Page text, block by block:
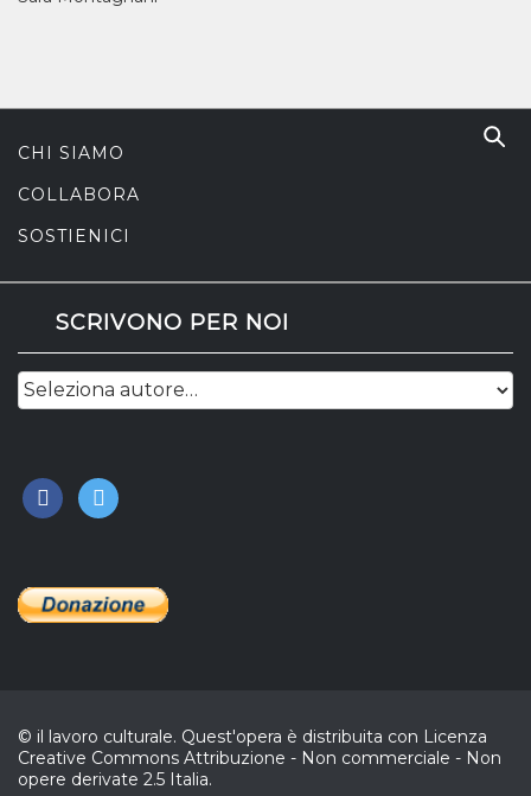
CHI SIAMO
COLLABORA
SOSTIENICI
SCRIVONO PER NOI
facebook
twitter
© il lavoro culturale. Quest'opera è distribuita con Licenza
Creative Commons Attribuzione - Non commerciale - Non
opere derivate 2.5 Italia.